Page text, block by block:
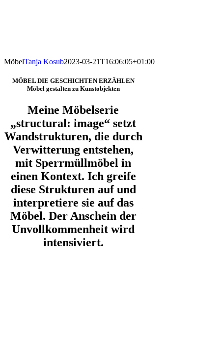
MöbelTanja Kosub2023-03-21T16:06:05+01:00
MÖBEL DIE GESCHICHTEN ERZÄHLEN
Möbel gestalten zu Kunstobjekten
Meine Möbelserie
„structural: image“ setzt
Wandstrukturen, die durch
Verwitterung entstehen,
mit Sperrmüllmöbel in
einen Kontext. Ich greife
diese Strukturen auf und
interpretiere sie auf das
Möbel. Der Anschein der
Unvollkommenheit wird
intensiviert.